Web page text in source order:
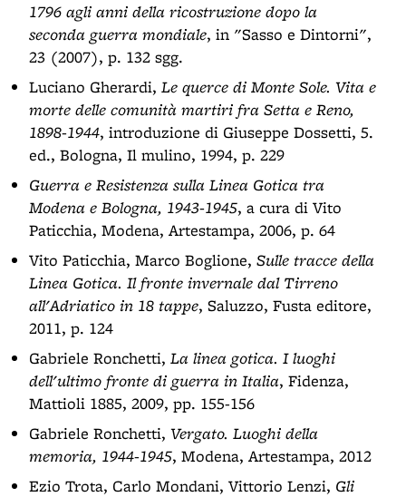
1796 agli anni della ricostruzione dopo la
seconda guerra mondiale, in "Sasso e Dintorni",
23 (2007), p. 132 sgg.
Luciano Gherardi, Le querce di Monte Sole. Vita e
morte delle comunità martiri fra Setta e Reno,
1898-1944, introduzione di Giuseppe Dossetti, 5.
ed., Bologna, Il mulino, 1994, p. 229
Guerra e Resistenza sulla Linea Gotica tra
Modena e Bologna, 1943-1945, a cura di Vito
Paticchia, Modena, Artestampa, 2006, p. 64
Vito Paticchia, Marco Boglione, Sulle tracce della
Linea Gotica. Il fronte invernale dal Tirreno
all'Adriatico in 18 tappe, Saluzzo, Fusta editore,
2011, p. 124
Gabriele Ronchetti, La linea gotica. I luoghi
dell'ultimo fronte di guerra in Italia, Fidenza,
Mattioli 1885, 2009, pp. 155-156
Gabriele Ronchetti, Vergato. Luoghi della
memoria, 1944-1945, Modena, Artestampa, 2012
Ezio Trota, Carlo Mondani, Vittorio Lenzi, Gli